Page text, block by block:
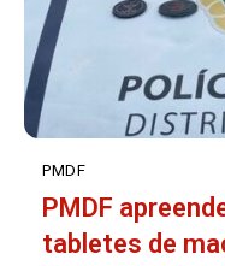
PMDF
PMDF
tabletes de